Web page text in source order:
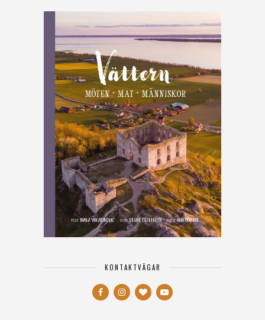
KONTAKTVÄGAR